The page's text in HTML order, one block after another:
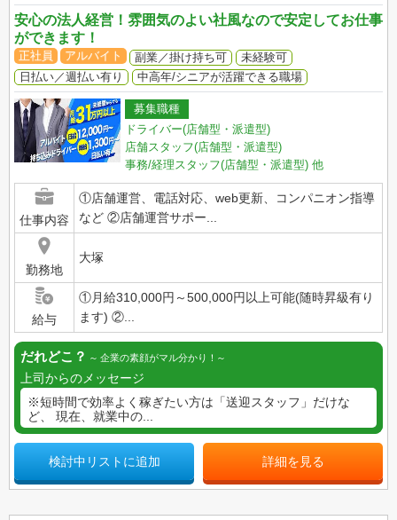
安心の法人経営！雰囲気のよい社風なので安定してお仕事
ができます！
正社員 アルバイト 副業／掛け持ち可
未経験可
日払い／週払い有り
中高年/シニアが活躍できる職場
募集職種
ドライバー(店舗型・派遣型)
店舗スタッフ(店舗型・派遣型)
事務/経理スタッフ(店舗型・派遣型) 他
仕事内容
①店舗運営、電話対応、web更新、コンパニオン指導
など ②店舗運営サポー...
勤務地
大塚
給与
①月給310,000円～500,000円以上可能(随時昇級有り
ます) ②...
だれどこ？ 企業の素顔がマル分かり！
上司からのメッセージ
※短時間で効率よく稼ぎたい方は「送迎スタッフ」だけな
ど、 現在、就業中の...
検討中リストに追加 詳細を見る